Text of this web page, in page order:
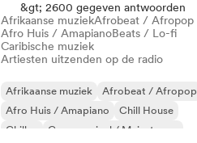
&gt; 2600 gegeven antwoorden
Afrikaanse muziekAfrobeat / Afropop
Afro Huis / AmapianoBeats / Lo-fi
Caribische muziek
Artiesten uitzenden op de radio
Afrikaanse muziek
Afrobeat / Afropop
Afro Huis / Amapiano
Chill House
Chillen
Commercieel / Mainstream